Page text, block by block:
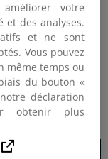
pour
suivies
comptes
utilisées
la
votre
des analyses.
et ne sont
Vous pouvez
même temps ou
du bouton «
déclaration
obtenir plus